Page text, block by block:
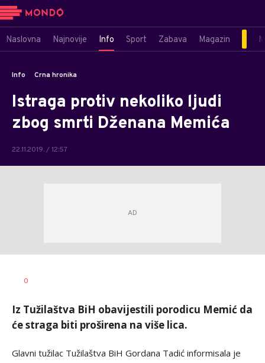
Naslovna Najnovije Info Sport Zabava Magazin
Info Crna hronika
Istraga protiv nekoliko ljudi
zbog smrti Dženana Memića
22.11.2019. / 12:57
AUTOR
0
Iz Tužilaštva BiH obavijestili porodicu Memić da
će straga biti proširena na više lica.
Glavni tužilac Tužilaštva BiH Gordana Tadić informisala je